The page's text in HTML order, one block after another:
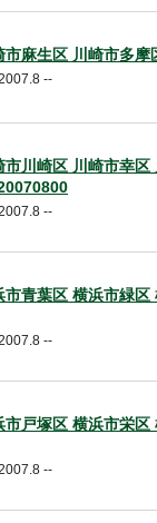
麻生区 川崎市多摩
--
川崎区 川崎市幸区
--
青葉区 横浜市緑区
--
戸塚区 横浜市栄区
--